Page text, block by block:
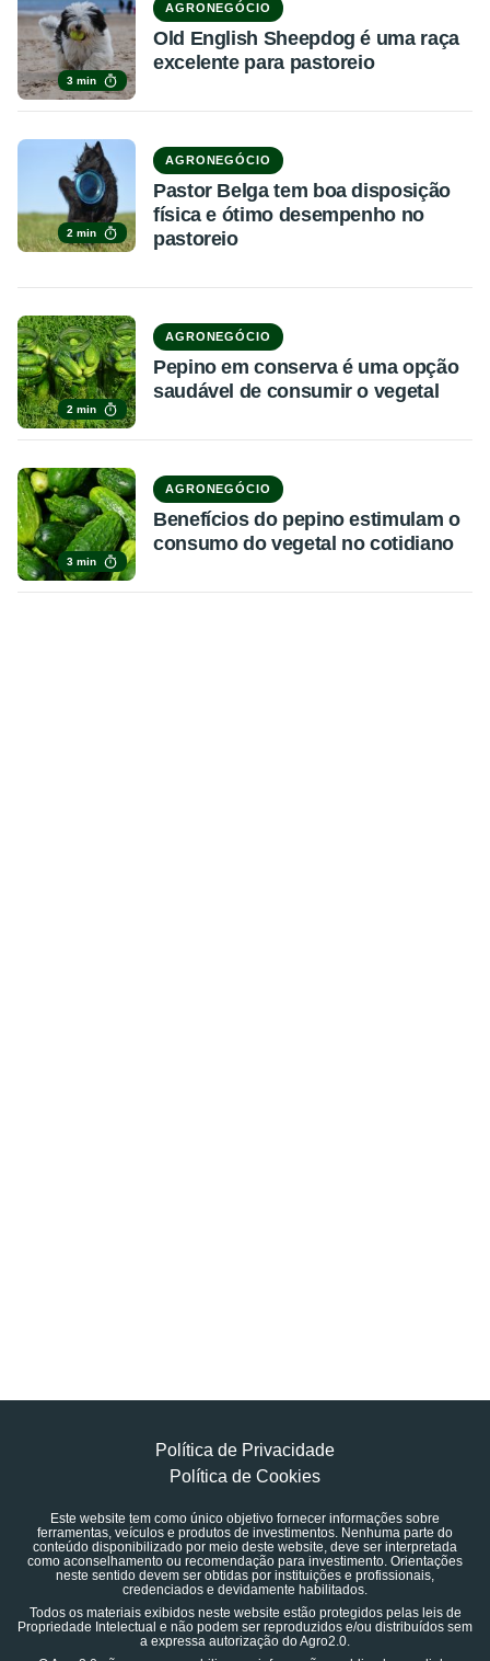
3 min
AGRONEGÓCIO
Old English Sheepdog é uma raça
excelente para pastoreio
2 min
AGRONEGÓCIO
Pastor Belga tem boa disposição
física e ótimo desempenho no
pastoreio
2 min
AGRONEGÓCIO
Pepino em conserva é uma opção
saudável de consumir o vegetal
3 min
AGRONEGÓCIO
Benefícios do pepino estimulam o
consumo do vegetal no cotidiano
Política de Privacidade
Política de Cookies
Este website tem como único objetivo fornecer informações sobre
ferramentas, veículos e produtos de investimentos. Nenhuma parte do
conteúdo disponibilizado por meio deste website, deve ser interpretada
como aconselhamento ou recomendação para investimento. Orientações
neste sentido devem ser obtidas por instituições e profissionais,
credenciados e devidamente habilitados.
Todos os materiais exibidos neste website estão protegidos pelas leis de
Propriedade Intelectual e não podem ser reproduzidos e/ou distribuídos sem
a expressa autorização do Agro2.0.